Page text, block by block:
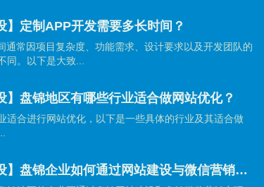
】定制APP开发需要多长时间？
通常因项目复杂度、功能需求、设计要求以及开发团队的
同。以下是大致...
】盘锦地区有哪些行业适合做网站优化？
适合进行网站优化，以下是一些具体的行业及其适合做
【盘锦网站建设】盘锦企业如何通过网站建设与微信营销实现数字化转型？